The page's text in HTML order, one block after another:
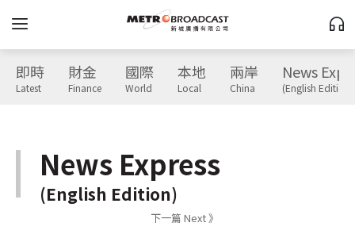
即時
Latest
財金
Finance
國際
World
本地
Local
兩岸
China
News
(English Edition)
News Express
(English Edition)
下一篇 Next 》